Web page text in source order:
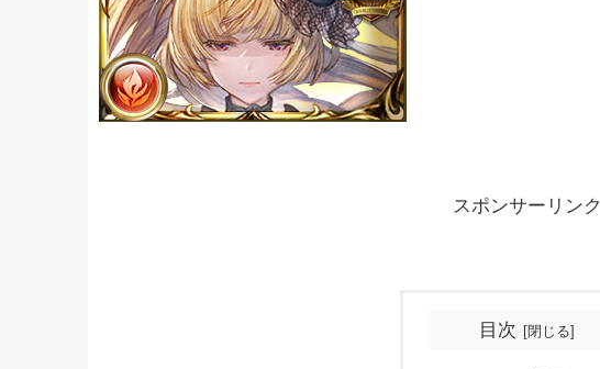
スポンサーリンク
目次